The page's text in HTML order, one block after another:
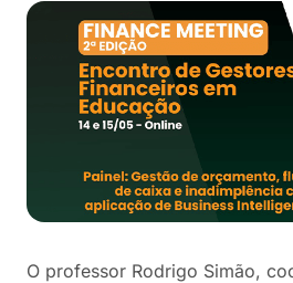
O professor Rodrigo Simão,